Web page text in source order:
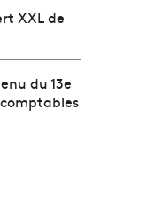
XXL de
du 13e